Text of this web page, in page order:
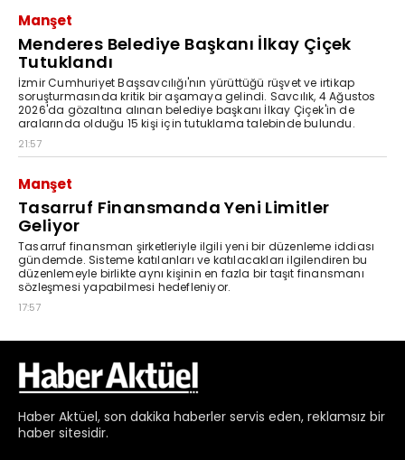
Haber Aktüel, son dakika haberler servis eden, reklamsız bir
haber sitesidir.